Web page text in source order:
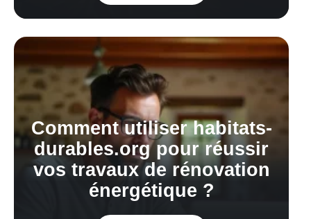
Comment utiliser habitats-
durables.org pour réussir
vos travaux de rénovation
énergétique ?